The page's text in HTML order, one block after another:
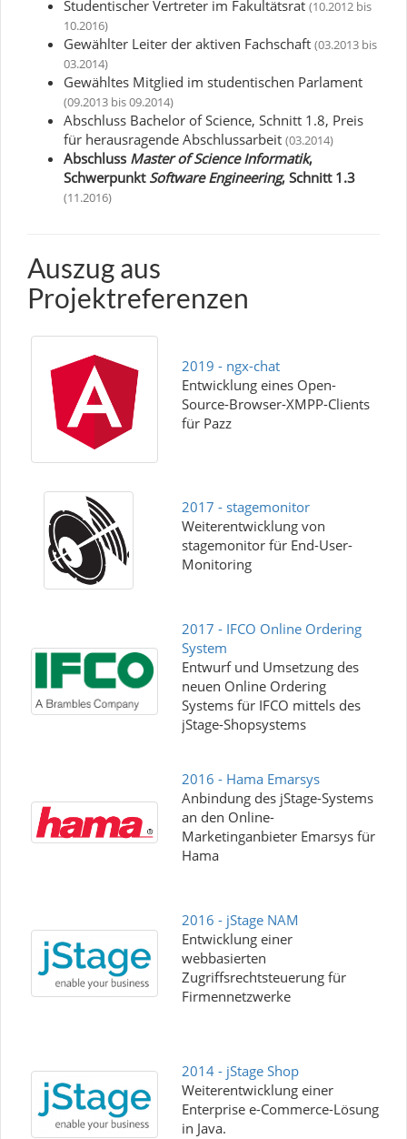
Studentischer Vertreter im Fakultätsrat (10.2012 bis
10.2016)
Gewählter Leiter der aktiven Fachschaft (03.2013 bis
03.2014)
Gewähltes Mitglied im studentischen Parlament
(09.2013 bis 09.2014)
Abschluss Bachelor of Science, Schnitt 1.8, Preis
für herausragende Abschlussarbeit (03.2014)
Abschluss Master of Science Informatik,
Schwerpunkt Software Engineering, Schnitt 1.3
(11.2016)
Auszug aus
Projektreferenzen
2019 - ngx-chat
Entwicklung eines Open-
Source-Browser-XMPP-Clients
für Pazz
2017 - stagemonitor
Weiterentwicklung von
stagemonitor für End-User-
Monitoring
2017 - IFCO Online Ordering
System
Entwurf und Umsetzung des
neuen Online Ordering
Systems für IFCO mittels des
jStage-Shopsystems
2016 - Hama Emarsys
Anbindung des jStage-Systems
an den Online-
Marketinganbieter Emarsys für
Hama
2016 - jStage NAM
Entwicklung einer
webbasierten
Zugriffsrechtsteuerung für
Firmennetzwerke
2014 - jStage Shop
Weiterentwicklung einer
Enterprise e-Commerce-Lösung
in Java.